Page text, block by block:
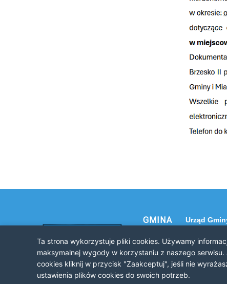
GMINA
BRZESKO
Urząd
ul.
Ta strona wykorzystuje pliki cookies. Używamy
maksymalnej wygody w korzystaniu z naszego
cookies kliknij w przycisk "Zaakceptuj", jeśli nie
ustawienia plików cookies do swoich potrzeb.